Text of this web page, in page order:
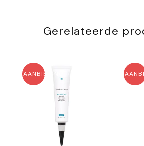
Gerelateerde
AANBIEDING!